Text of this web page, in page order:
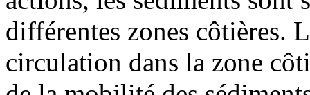
différentes zones côtières.
circulation dans la zone